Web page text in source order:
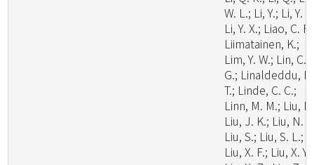
W. L.; Li, Y.; Li, Y.
Li, Y. X.; Liao, C. F.;
Liimatainen, K.;
Lim, Y. W.; Lin, C.
G.; Linaldeddu, B.
T.; Linde, C. C.;
Linn, M. M.; Liu,
Liu, J. K.; Liu, N.
Liu, S.; Liu, S. L.;
Liu, X. F.; Liu, X. Y.;